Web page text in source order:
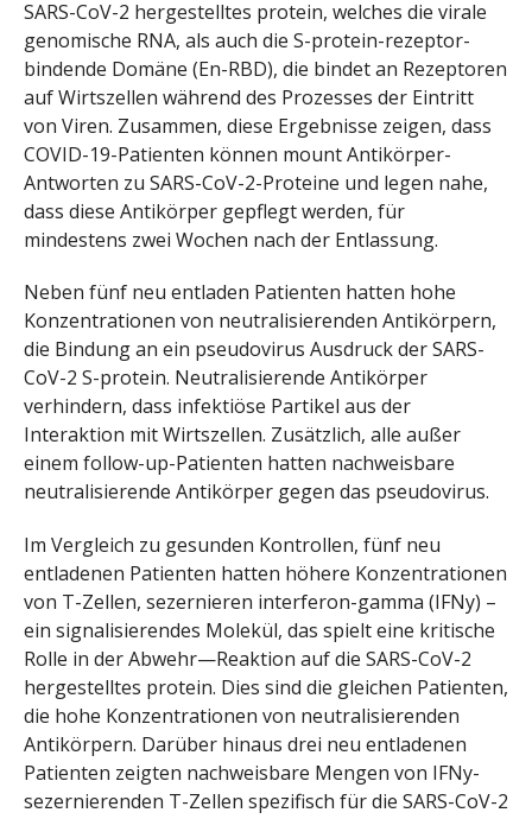
SARS-CoV-2 hergestelltes protein, welches die virale
genomische RNA, als auch die S-protein-rezeptor-
bindende Domäne (En-RBD), die bindet an Rezeptoren
auf Wirtszellen während des Prozesses der Eintritt
von Viren. Zusammen, diese Ergebnisse zeigen, dass
COVID-19-Patienten können mount Antikörper-
Antworten zu SARS-CoV-2-Proteine und legen nahe,
dass diese Antikörper gepflegt werden, für
mindestens zwei Wochen nach der Entlassung.
Neben fünf neu entladen Patienten hatten hohe
Konzentrationen von neutralisierenden Antikörpern,
die Bindung an ein pseudovirus Ausdruck der SARS-
CoV-2 S-protein. Neutralisierende Antikörper
verhindern, dass infektiöse Partikel aus der
Interaktion mit Wirtszellen. Zusätzlich, alle außer
einem follow-up-Patienten hatten nachweisbare
neutralisierende Antikörper gegen das pseudovirus.
Im Vergleich zu gesunden Kontrollen, fünf neu
entladenen Patienten hatten höhere Konzentrationen
von T-Zellen, sezernieren interferon-gamma (IFNy) –
ein signalisierendes Molekül, das spielt eine kritische
Rolle in der Abwehr—Reaktion auf die SARS-CoV-2
hergestelltes protein. Dies sind die gleichen Patienten,
die hohe Konzentrationen von neutralisierenden
Antikörpern. Darüber hinaus drei neu entladenen
Patienten zeigten nachweisbare Mengen von IFNy-
sezernierenden T-Zellen spezifisch für die SARS-CoV-2